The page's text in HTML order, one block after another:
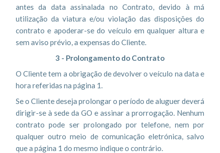
antes da data assinalada no Contrato, devido à má
utilização da viatura e/ou violação das disposições do
contrato e apoderar-se do veículo em qualquer altura e
sem aviso prévio, a expensas do Cliente.
3 - Prolongamento do Contrato
O Cliente tem a obrigação de devolver o veículo na data e
hora referidas na página 1.
Se o Cliente deseja prolongar o período de aluguer deverá
dirigir-se à sede da GO e assinar a prorrogação. Nenhum
contrato pode ser prolongado por telefone, nem por
qualquer outro meio de comunicação eletrónica, salvo
que a página 1 do mesmo indique o contrário.